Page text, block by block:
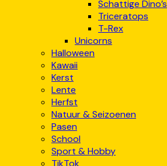
Schattige Dino’s
Triceratops
T-Rex
Unicorns
Halloween
Kawaii
Kerst
Lente
Herfst
Natuur & Seizoenen
Pasen
School
Sport & Hobby
TikTok